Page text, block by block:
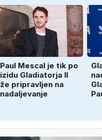
Paul Mescal je tik po
izidu Gladiatorja II
že pripravljen na
nadaljevanje